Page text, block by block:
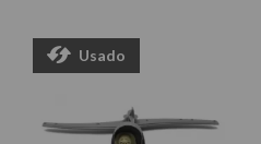
Usado